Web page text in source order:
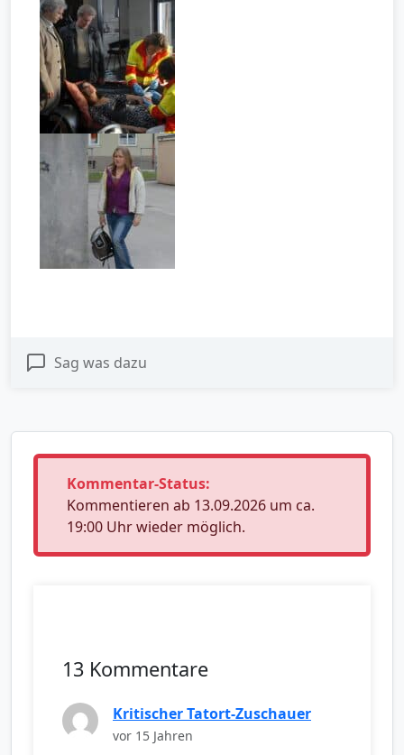
Sag was dazu
Kommentar-Status:
Kommentieren ab 13.09.2026 um ca.
19:00 Uhr wieder möglich.
13 Kommentare
Kritischer Tatort-Zuschauer
vor 15 Jahren